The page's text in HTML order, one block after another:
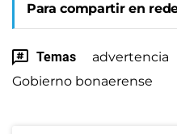
Para compartir en
Temas advertencia
Gobierno bonaerense